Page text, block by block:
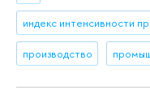
индекс интенсивности
производство